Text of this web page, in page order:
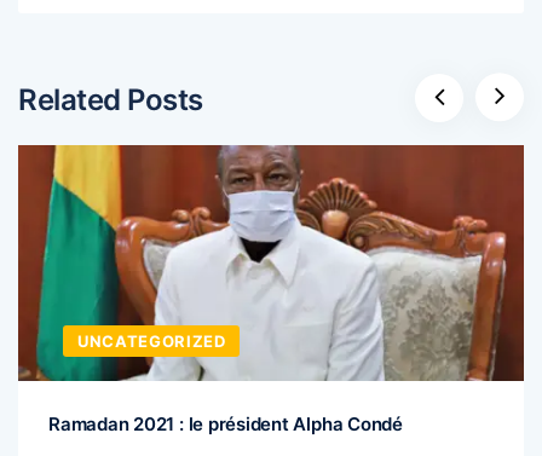
Related Posts
UNCATEGORIZED
Ramadan 2021 : le président Alpha Condé